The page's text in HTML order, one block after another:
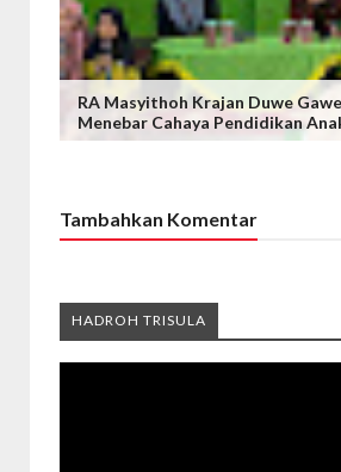
RA Masyithoh Krajan Duwe
Menebar Cahaya Pendidikan
Tambahkan Komentar
HADROH TRISULA